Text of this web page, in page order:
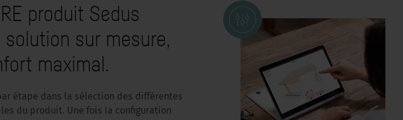
produit Sedus
sur mesure,
maximal.
étape dans la sélection des différentes
du produit. Une fois la configuration